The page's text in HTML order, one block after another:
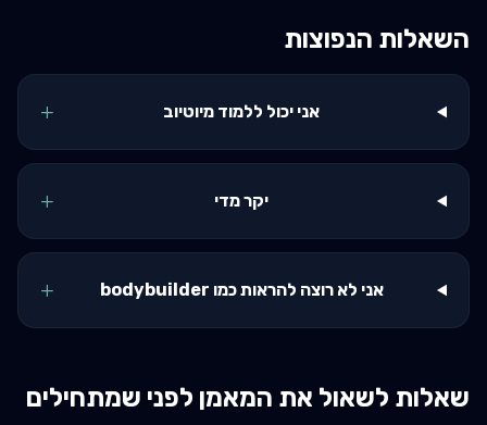
השאלות הנפוצות
אני יכול ללמוד מיוטיוב +
יקר מדי +
אני לא רוצה להראות כמו bodybuilder +
שאלות לשאול את המאמן לפני שמתחילים